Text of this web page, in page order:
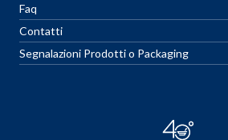
Faq
Contatti
Segnalazioni Prodotti o Packaging